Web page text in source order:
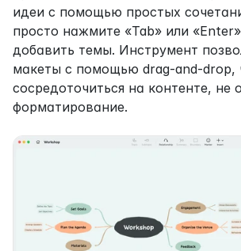
идеи с помощью простых
просто нажмите «Tab» или
добавить темы. Инструмент
макеты с помощью drag-and-drop,
сосредоточиться на контенте, не
форматирование.